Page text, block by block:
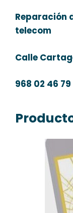
Reparación
telecom
Calle
968 02 46 79